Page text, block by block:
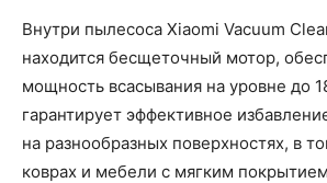
Внутри пылесоса Xiaomi Vacuum
находится бесщеточный мотор,
мощность всасывания на уровне до
гарантирует эффективное
на разнообразных поверхностях, в
коврах и мебели с мягким